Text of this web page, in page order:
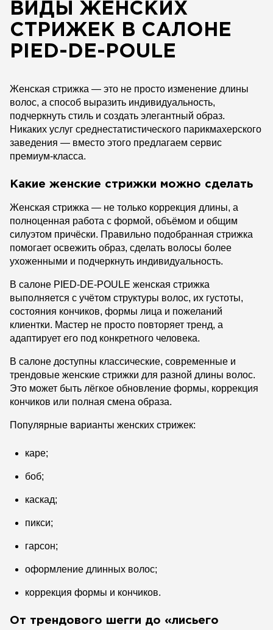
ВИДЫ ЖЕНСКИХ
СТРИЖЕК В САЛОНЕ
PIED-DE-POULE
Женская стрижка — это не просто изменение длины
волос, а способ выразить индивидуальность,
подчеркнуть стиль и создать элегантный образ.
Никаких услуг среднестатистического парикмахерского
заведения — вместо этого предлагаем сервис
премиум-класса.
Какие женские стрижки можно сделать
Женская стрижка — не только коррекция длины, а
полноценная работа с формой, объёмом и общим
силуэтом причёски. Правильно подобранная стрижка
помогает освежить образ, сделать волосы более
ухоженными и подчеркнуть индивидуальность.
В салоне PIED-DE-POULE женская стрижка
выполняется с учётом структуры волос, их густоты,
состояния кончиков, формы лица и пожеланий
клиентки. Мастер не просто повторяет тренд, а
адаптирует его под конкретного человека.
В салоне доступны классические, современные и
трендовые женские стрижки для разной длины волос.
Это может быть лёгкое обновление формы, коррекция
кончиков или полная смена образа.
Популярные варианты женских стрижек:
каре;
боб;
каскад;
пикси;
гарсон;
оформление длинных волос;
коррекция формы и кончиков.
От трендового шегги до «лисьего